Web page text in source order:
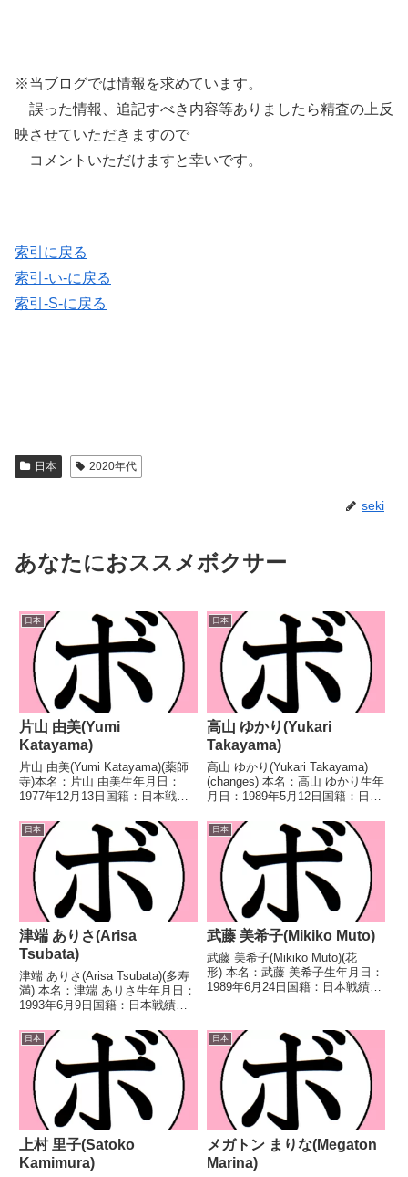
※当ブログでは情報を求めています。
誤った情報、追記すべき内容等ありましたら精査の上反
映させていただきますので
コメントいただけますと幸いです。
索引に戻る
索引-い-に戻る
索引-S-に戻る
日本 2020年代
seki
あなたにおススメボクサー
日本
片山 由美(Yumi
Katayama)
片山 由美(Yumi Katayama)(薬師
寺)本名：片山 由美生年月日：
1977年12月13日国籍：日本戦
トル】なし【戦歴】2005/06/12
○1RTKO 山木 うの(IBF京
都)2009/03/...
日本
高山 ゆかり(Yukari
Takayama)
高山 ゆかり(Yukari Takayama)
(changes) 本名：高山 ゆかり生年
月日：1989年5月12日国籍：日本
なし 【戦歴】2025/06/22 ○4R
判定 3-0(39-37、39-37、40...
日本
津端 ありさ(Arisa
Tsubata)
津端 ありさ(Arisa Tsubata)(多寿
満) 本名：津端 ありさ生年月日：
1993年6月9日国籍：日本戦績：4
し 【戦歴】2024/12/11 ○4R判
定 3-0(40-36、40-36、40-3...
日本
武藤 美希子(Mikiko Muto)
武藤 美希子(Mikiko Muto)(花
形) 本名：武藤 美希子生年月日：
1989年6月24日国籍：日本戦績：
定 3-0(40-36、40-36、40-37)
細...
日本
上村 里子(Satoko
Kamimura)
日本
メガトン まりな(Megaton
Marina)